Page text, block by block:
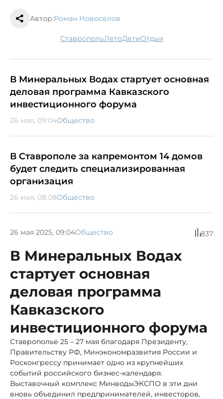
Автор:Роман Новоселов
Ставрополь лето дети отдых
В Минеральных Водах стартует основная
деловая программа Кавказского
инвестиционного форума
26 мая, 09:04Общество
В Ставрополе за капремонтом 14 домов
будет следить специализированная
организация
26 мая, 08:08Общество
26 мая 2025, 09:04Общество 837
В Минеральных Водах
стартует основная
деловая программа
Кавказского
инвестиционного форума
Ставрополье 25 – 27 мая благодаря Президенту,
Правительству РФ, Минэкономразвития России и
Росконгрессу принимает одно из крупнейших
событий российского бизнес-календаря.
Выставочный комплекс МинводыЭКСПО в эти дни
вновь объединил предпринимателей, инвесторов,